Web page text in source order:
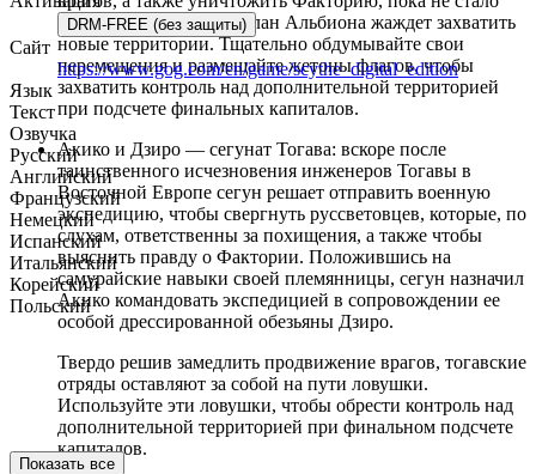
слишком поздно. Еще клан Альбиона жаждет захватить
новые территории. Тщательно обдумывайте свои
перемещения и размещайте жетоны флагов, чтобы
захватить контроль над дополнительной территорией
при подсчете финальных капиталов.
Акико и Дзиро — сегунат Тогава: вскоре после
таинственного исчезновения инженеров Тогавы в
Восточной Европе сегун решает отправить военную
экспедицию, чтобы свергнуть руссветовцев, которые, по
слухам, ответственны за похищения, а также чтобы
выяснить правду о Фактории. Положившись на
самурайские навыки своей племянницы, сегун назначил
Акико командовать экспедицией в сопровождении ее
особой дрессированной обезьяны Дзиро.
Твердо решив замедлить продвижение врагов, тогавские
отряды оставляют за собой на пути ловушки.
Используйте эти ловушки, чтобы обрести контроль над
дополнительной территорией при финальном подсчете
капиталов.
DRM-FREE (без защиты)
Сайт
https://www.gog.com/en/game/scythe_digital_edition
Язык
Текст
Озвучка
Русский
Английский
Французский
Немецкий
Испанский
Итальянский
Корейский
Польский
Показать все